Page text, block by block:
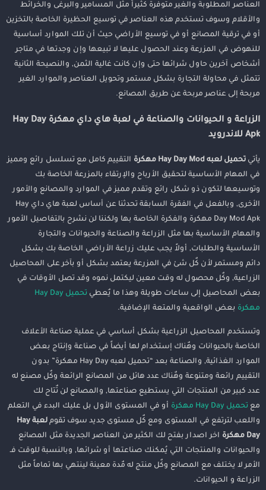
العناصر المطلوبة والغير متوفرة كثيراً مثل المسامير والبرغى والخرائط
والأقلام وسوف تستخدم هذه العناصر في توسيع الحظيرة الخاصة بالتخزين
أو في ترقية المصانع أو في توسيع الأراضي حيث أن تلك الموارد أساسية
للنهوض في المزرعة وعند الحصول عليها لا تبيعها وإن وجدتها في متاجر
أشخاص آخرين حاول شرائها حتى وإن كانت غالية الثمن, والنصيحة الثانية
تتمثل في محاولة التجارة بشكل مستمر وتحويل العناصر والموارد الغير
مربحة إلى عناصر مربحة عن طريق المصانع.
الزراعة و الحيوانات والصناعة في لعبة هاي داي مهكرة Hay Day
Apk للاندرويد
يأتي تحميل لعبه Hay Day Mod مهكرة
التقييم كامل مع تسلسل رائع ومميز
في المهام الأساسية لتحقيق الأرباح والإرتقاء بالمزرعة الخاصة بك
وتوسيعها لتكون ذو شكل رائع وتقدم مميز في الموارد والمصانع والأمور
الأخرى, وبالفعل في الفقرة السابقة تحدثنا عن أساس لعبة هاي داي Hay
Day Mod Apk مهكرة والفكرة الخاصة بها ولكننا لن نشرح بالتفاصيل الأمور
والمهام الأساسية بها مثل الزراعة والصناعة والحيوانات والتجارة
الأساسية والطلبات, أولاً يجب عليك زراعة الأراضي الخاصة بك بشكل
دائم ومستمر لأن كٌل شئ في المزرعة يعتمد بشكل أو بآخر على المحاصيل
الزراعية, وكٌل محصول له وقت معين ليكتمل نموه وقد تصل الأوقات في
بعض المحاصيل إلى ساعات طويلة وهذا ما يٌعطي
تحميل Hay Day
مهكرة بعض الواقعية والمتعة الإضافية.
وتستخدم المحاصيل الزراعية بشكل أساسي في عملية صناعة الأعلاف
الخاصة بالحيوانات وهٌناك إستخدام لها أيضاً في صناعة وإنتاج بعض
الموارد الغذائية, والصناعة بعد “تحميل لعبه Hay Day مهكرة” بدون
التقييم رائعة ومتنوعة وهٌناك عدد هائل من المصانع الرائعة وكٌل مصنع له
عدد كبير من المنتجات التي يستطيع صناعتها, والمصانع لن تٌتاح لك
مع تحميل Hay Day مهكرة
أو في المستوى الأول بل عليك البدء في التعلم
واللعب لترتفع في المستوى ومع كٌل مستوى جديد سوف تقوم
لعبة Hay
Day مهكرة
اخر اصدار بفتح لك الكثير من العناصر الجديدة مثل المصانع
والحيوانات والمنتجات التي يُمكنك صناعتها أو شرائها, وبالنسبة للوقت فـ
الأمر لا يختلف مع المصانع وكٌل منتج له مٌدة معينة لينتهي بها تماماً مثل
الزراعة و الحيوانات.